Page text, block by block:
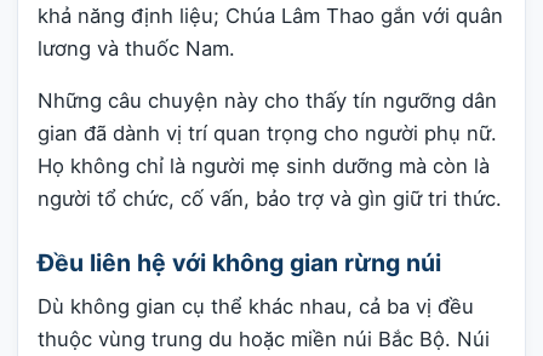
khả năng định liệu; Chúa Lâm Thao gắn với quân
lương và thuốc Nam.
Những câu chuyện này cho thấy tín ngưỡng dân
gian đã dành vị trí quan trọng cho người phụ nữ.
Họ không chỉ là người mẹ sinh dưỡng mà còn là
người tổ chức, cố vấn, bảo trợ và gìn giữ tri thức.
Đều liên hệ với không gian rừng núi
Dù không gian cụ thể khác nhau, cả ba vị đều
thuộc vùng trung du hoặc miền núi Bắc Bộ. Núi